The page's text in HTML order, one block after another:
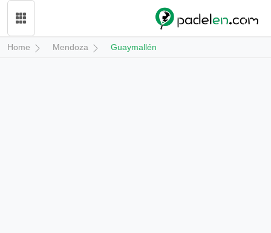
Home Mendoza Guaymallén